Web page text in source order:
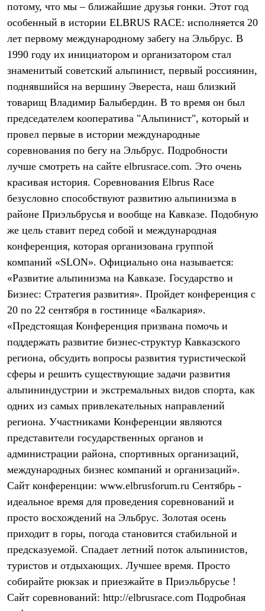
Брюки
Штормовая одежда
Софтшелл одежда
Куртки
Брюки
Рубашки
Футболки
Брюки
Термобелье
Среднее термобелье
Легкое термобелье
Флисовая одежда
Куртки
Брюки
Детская одежда
Комбинезоны
Куртки
Брюки
Комбинезоны
Куртки
Лёгкая одежда
Футболки
Брюки
Софтшелл одежда
Куртки
Флисовая одежда
Куртки
Брюки
Комбинезоны
Термобелье
Комплект термобелья
Снаряжение
Палатки и тенты
Палатки
Аксессуары для палаток
Рюкзаки
Легкоходные
Альпинистские
Городские
Аксессуары для рюкзаков
Спальные мешки
Пуховые
потому, что мы – ближайшие друзья гонки. Этот год
особенный в истории ELBRUS RACE: исполняется 20
лет первому международному забегу на Эльбрус. В
1990 году их инициатором и организатором стал
знаменитый советский альпинист, первый россиянин,
поднявшийся на вершину Эвереста, наш близкий
товарищ Владимир Балыбердин. В то время он был
председателем кооператива "Альпинист", который и
провел первые в истории международные
соревнования по бегу на Эльбрус. Подробности
лучше смотреть на сайте elbrusrace.com. Это очень
красивая история. Соревнования Elbrus Race
безусловно способствуют развитию альпинизма в
районе Приэльбрусья и вообще на Кавказе. Подобную
же цель ставит перед собой и международная
конференция, которая организована группой
компаний «SLON». Официально она называется:
«Развитие альпинизма на Кавказе. Государство и
Бизнес: Стратегия развития». Пройдет конференция с
20 по 22 сентября в гостинице «Балкария».
«Предстоящая Конференция призвана помочь и
поддержать развитие бизнес-структур Кавказского
региона, обсудить вопросы развития туристической
сферы и решить существующие задачи развития
альпининдустрии и экстремальных видов спорта, как
одних из самых привлекательных направлений
региона. Участниками Конференции являются
представители государственных органов и
администрации района, спортивных организаций,
международных бизнес компаний и организаций».
Сайт конференции: www.elbrusforum.ru Сентябрь -
идеальное время для проведения соревнований и
просто восхождений на Эльбрус. Золотая осень
приходит в горы, погода становится стабильной и
предсказуемой. Спадает летний поток альпинистов,
туристов и отдыхающих. Лучшее время. Просто
собирайте рюкзак и приезжайте в Приэльбрусье !
Сайт соревнований: http://elbrusrace.com Подробная